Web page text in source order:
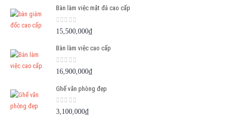
Bàn làm việc mặt đá cao cấp
0 out of 5
15,500,000₫
Bàn làm việc cao cấp
0out of 5
16,900,000₫
Ghế văn phòng đẹp
0 out of 5
3,100,000₫